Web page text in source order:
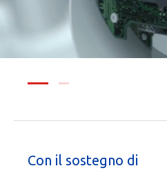
Con il sostegno di